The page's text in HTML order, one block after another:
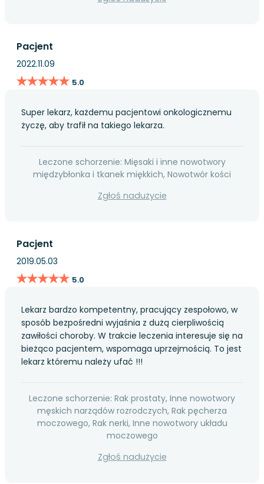
Pacjent
2022.11.09
★★★★★
★★★★★ 5.0
Super lekarz, każdemu pacjentowi onkologicznemu
życzę, aby trafił na takiego lekarza.
Leczone schorzenie: Mięsaki i inne nowotwory
międzybłonka i tkanek miękkich, Nowotwór kości
Zgłoś nadużycie
Pacjent
2019.05.03
★★★★★
★★★★★ 5.0
Lekarz bardzo kompetentny, pracujący zespołowo, w
sposób bezpośredni wyjaśnia z dużą cierpliwością
zawiłości choroby. W trakcie leczenia interesuje się na
bieżąco pacjentem, wspomaga uprzejmością. To jest
lekarz któremu należy ufać !!!
Leczone schorzenie: Rak prostaty, Inne nowotwory
męskich narządów rozrodczych, Rak pęcherza
moczowego, Rak nerki, Inne nowotwory układu
moczowego
Zgłoś nadużycie